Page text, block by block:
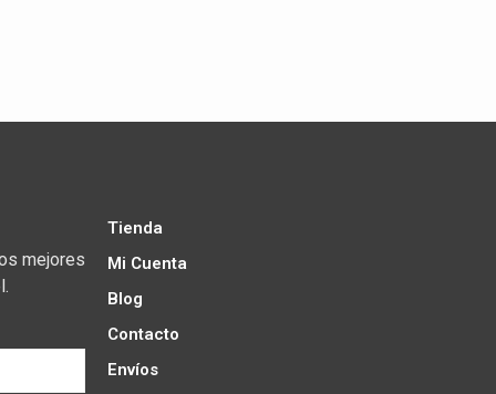
mejores
Tienda
Mi Cuenta
Blog
Contacto
Envíos